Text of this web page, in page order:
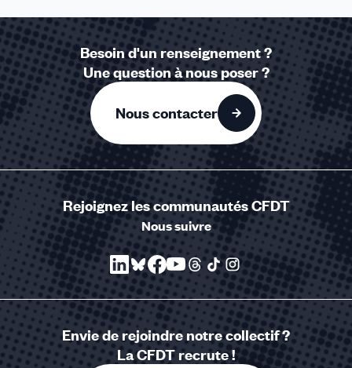
Besoin d'un renseignement ?
Une question à nous poser ?
Nous contacter
Rejoignez les communautés CFDT
Nous suivre
Envie de rejoindre notre collectif ?
La CFDT recrute !